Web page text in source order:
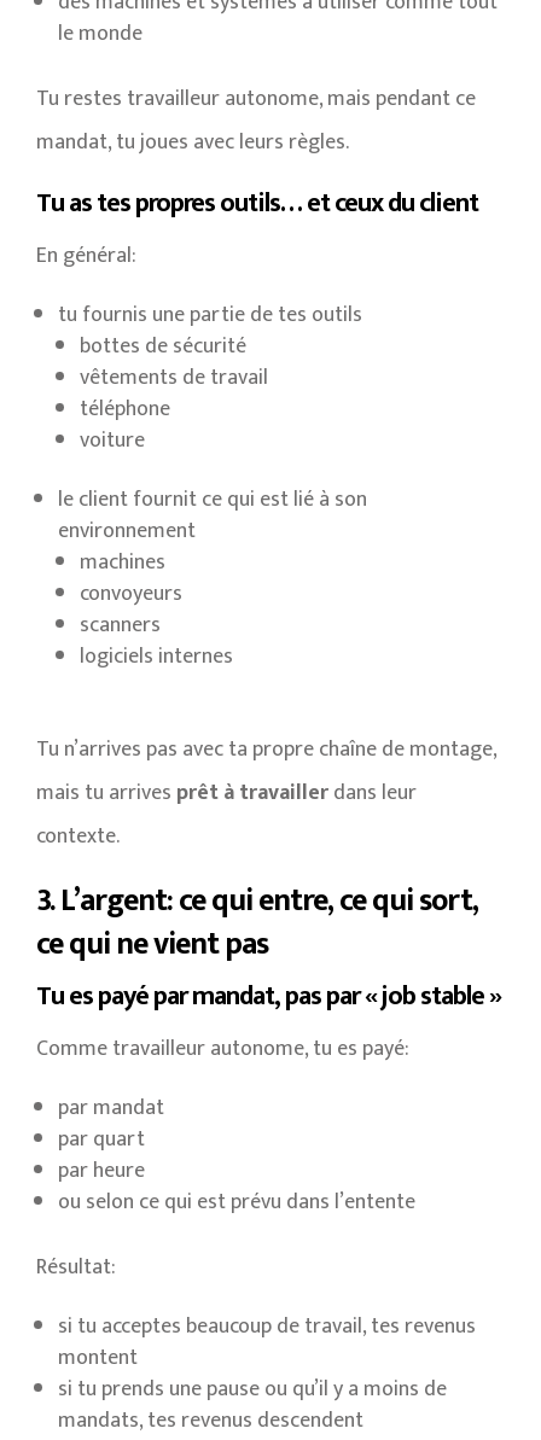
le monde
Tu restes travailleur autonome, mais pendant ce
mandat, tu joues avec leurs règles.
Tu as tes propres outils… et ceux du client
En général:
tu fournis une partie de tes outils
bottes de sécurité
vêtements de travail
téléphone
voiture
le client fournit ce qui est lié à son
environnement
machines
convoyeurs
scanners
logiciels internes
Tu n’arrives pas avec ta propre chaîne de montage,
mais tu arrives prêt à travaillerdans leur
contexte.
3. L’argent: ce qui entre, ce qui sort,
ce qui ne vient pas
Tu es payé par mandat, pas par « job stable »
Comme travailleur autonome, tu es payé:
par mandat
par quart
par heure
ou selon ce qui est prévu dans l’entente
Résultat:
si tu acceptes beaucoup de travail, tes revenus
montent
si tu prends une pause ou qu’il y a moins de
mandats, tes revenus descendent